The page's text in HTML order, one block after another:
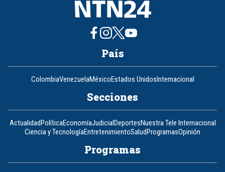
País
ColombiaVenezuelaMéxicoEstados UnidosInternacional
Secciones
ActualidadPolíticaEconomíaJudicialDeportesNuestra Tele Internacional
Ciencia y TecnologíaEntretenimientoSaludProgramasOpinión
Programas